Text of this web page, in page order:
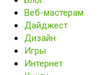
Веб-мастерам
Дайджест
Дизайн
Игры
Интернет